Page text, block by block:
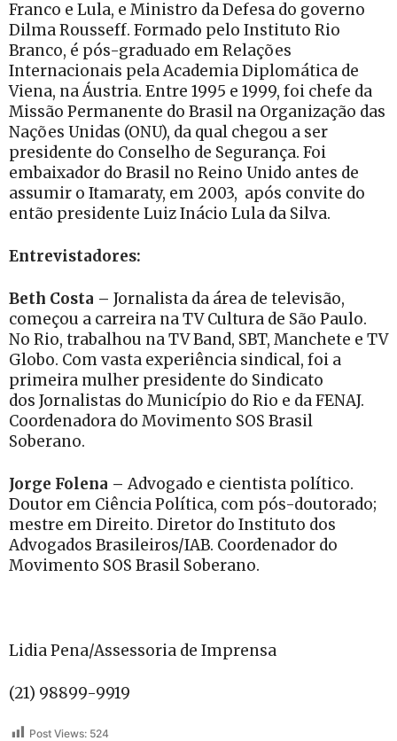
Franco e Lula, e Ministro da Defesa do governo
Dilma Rousseff. Formado pelo Instituto Rio
Branco, é pós-graduado em Relações
Internacionais pela Academia Diplomática de
Viena, na Áustria. Entre 1995 e 1999, foi chefe da
Missão Permanente do Brasil na Organização das
Nações Unidas (ONU), da qual chegou a ser
presidente do Conselho de Segurança. Foi
embaixador do Brasil no Reino Unido antes de
assumir o Itamaraty, em 2003, após convite do
então presidente Luiz Inácio Lula da Silva.
Entrevistadores:
Beth Costa – Jornalista da área de televisão,
começou a carreira na TV Cultura de São Paulo.
No Rio, trabalhou na TV Band, SBT, Manchete e TV
Globo. Com vasta experiência sindical, foi a
primeira mulher presidente do Sindicato
dos Jornalistas do Município do Rio e da FENAJ.
Coordenadora do Movimento SOS Brasil
Soberano.
Jorge Folena –Advogado e cientista político.
Doutor em Ciência Política, com pós-doutorado;
mestre em Direito. Diretor do Instituto dos
Advogados Brasileiros/IAB. Coordenador do
Movimento SOS Brasil Soberano.
Lidia Pena/Assessoria de Imprensa
(21) 98899-9919
Post Views: 524